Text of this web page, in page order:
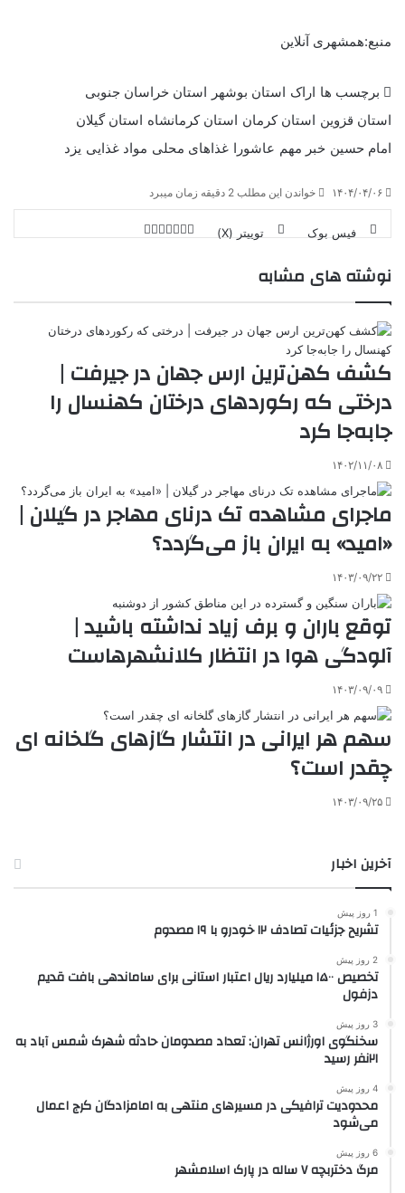
منبع:همشهری آنلاین
برچسب ها اراک استان بوشهر استان خراسان جنوبی
استان قزوین استان‌ کرمان استان کرمانشاه استان گیلان
امام حسین خبر مهم عاشورا غذاهای محلی مواد غذایی یزد
۱۴۰۴/۰۴/۰۶ خواندن این مطلب 2 دقیقه زمان میبرد
فیس بوک توییتر (X)
یلر
ت
t
t
e
ا
نوشته های مشابه
کشف کهن‌ترین ارس جهان در جیرفت |
درختی که رکوردهای درختان کهنسال را
جابه‌جا کرد
۱۴۰۲/۱۱/۰۸
ماجرای مشاهده تک درنای مهاجر در گیلان |
«امید» به ایران باز می‌گردد؟
۱۴۰۳/۰۹/۲۲
توقع باران و برف زیاد نداشته باشید |
آلودگی هوا در انتظار کلانشهرهاست
۱۴۰۳/۰۹/۰۹
سهم هر ایرانی در انتشار گازهای گلخانه ای
چقدر است؟
۱۴۰۳/۰۹/۲۵
آخرین اخبار
1 روز پیش
تشریح جزئیات تصادف ۱۲ خودرو با ۱۹ مصدوم
2 روز پیش
تخصیص ۱۵۰۰ میلیارد ریال اعتبار استانی برای ساماندهی بافت قدیم
دزفول
3 روز پیش
سخنگوی اورژانس تهران: تعداد مصدومان حادثه شهرک شمس آباد به
۲۱نفر رسید
4 روز پیش
محدودیت ترافیکی در مسیرهای منتهی به امامزادگان کرج اعمال
می‌شود
6 روز پیش
مرگ دختربچه ۷ ساله در پارک اسلامشهر